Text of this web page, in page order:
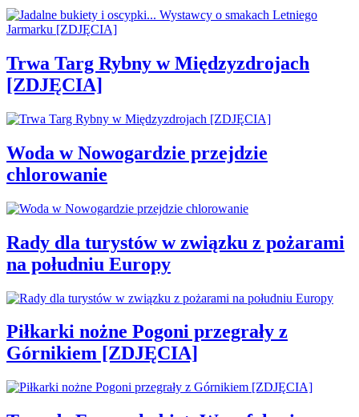
Trwa Targ Rybny w Międzyzdrojach
[ZDJĘCIA]
Woda w Nowogardzie przejdzie
chlorowanie
Rady dla turystów w związku z pożarami
na południu Europy
Piłkarki nożne Pogoni przegrały z
Górnikiem [ZDJĘCIA]